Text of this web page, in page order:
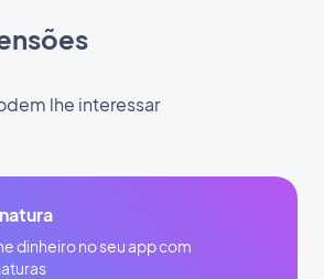
lhe interessar
dinheiro no seu app com